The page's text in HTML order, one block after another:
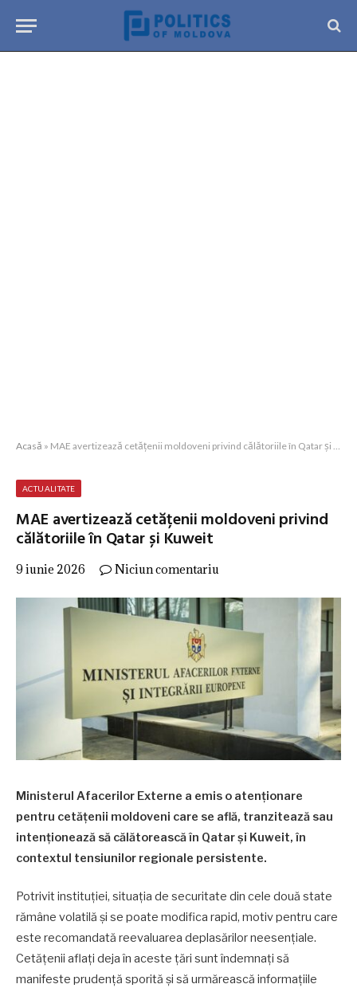
Acasă » MAE avertizează cetățenii moldoveni privind călătoriile în Qatar și Kuweit
ACTUALITATE
MAE avertizează cetățenii moldoveni privind
călătoriile în Qatar și Kuweit
9 iunie 2026 Niciun comentariu
Ministerul Afacerilor Externe a emis o atenționare
pentru cetățenii moldoveni care se află, tranzitează sau
intenționează să călătorească în Qatar și Kuweit, în
contextul tensiunilor regionale persistente.
Potrivit instituției, situația de securitate din cele două state
rămâne volatilă și se poate modifica rapid, motiv pentru care
este recomandată reevaluarea deplasărilor neesențiale.
Cetățenii aflați deja în aceste țări sunt îndemnați să
manifeste prudență sporită și să urmărească informațiile